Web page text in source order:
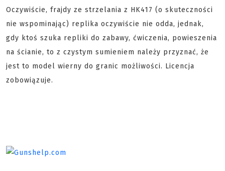
Oczywiście, frajdy ze strzelania z HK417 (o skuteczności
nie wspominając) replika oczywiście nie odda, jednak,
gdy ktoś szuka repliki do zabawy, ćwiczenia, powieszenia
na ścianie, to z czystym sumieniem należy przyznać, że
jest to model wierny do granic możliwości. Licencja
zobowiązuje.